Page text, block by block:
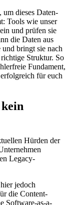
um dieses Daten-
Tools wie unser
und prüfen sie
die Daten aus
bringt sie nach
Struktur. So
Fundament,
für euch
kein
Hürden der
Legacy-
jedoch
die Content-
Software-as-a-